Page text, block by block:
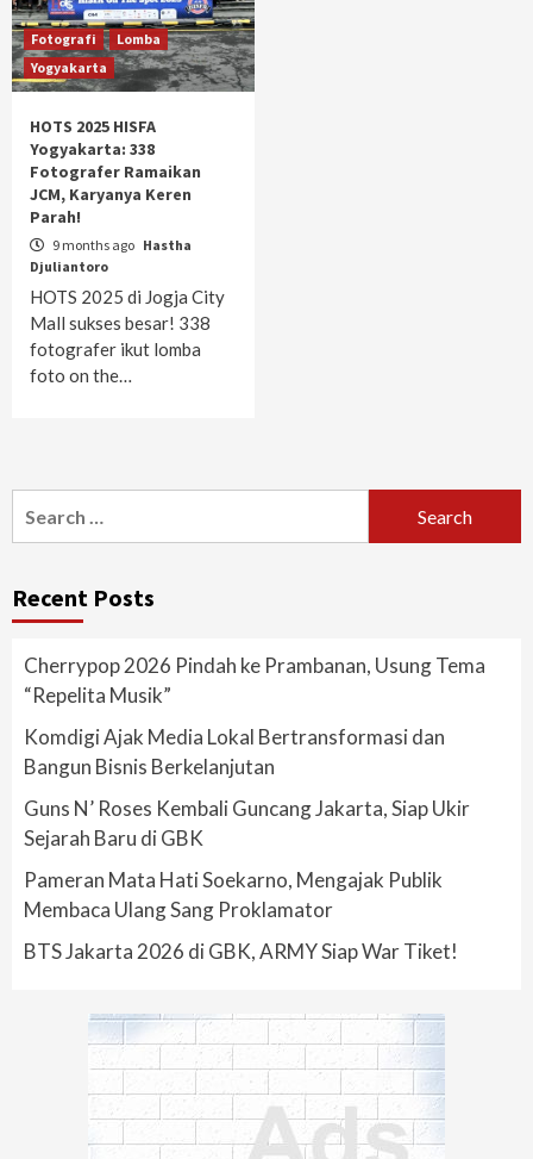
Fotografi
Lomba
Yogyakarta
HOTS 2025 HISFA
Yogyakarta: 338
Fotografer Ramaikan
JCM, Karyanya Keren
Parah!
9 months ago Hastha
Djuliantoro
HOTS 2025 di Jogja City
Mall sukses besar! 338
fotografer ikut lomba
foto on the…
for:
Recent Posts
Cherrypop 2026 Pindah ke Prambanan, Usung Tema
“Repelita Musik”
Komdigi Ajak Media Lokal Bertransformasi dan
Bangun Bisnis Berkelanjutan
Guns N’ Roses Kembali Guncang Jakarta, Siap Ukir
Sejarah Baru di GBK
Pameran Mata Hati Soekarno, Mengajak Publik
Membaca Ulang Sang Proklamator
BTS Jakarta 2026 di GBK, ARMY Siap War Tiket!